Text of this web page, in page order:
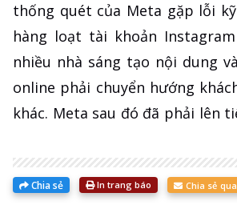
thống quét của Meta gặp lỗi
hàng loạt tài khoản
nhiều nhà sáng tạo nội dung
online phải chuyển hướng
khác. Meta sau đó đã phải lên
Chia sẻ In trang báo Chia sẻ